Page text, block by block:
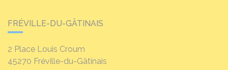
FRÉVILLE-DU-GÂTINAIS
2 Place Louis Croum
45270 Fréville-du-Gâtinais